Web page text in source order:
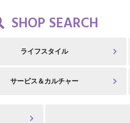
SHOP SEARCH
ライフスタイル
サービス＆カルチャー